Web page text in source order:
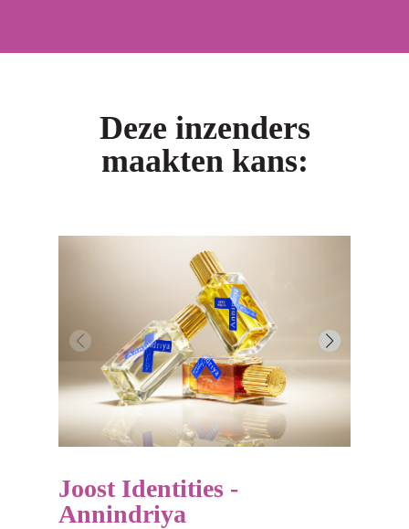
Deze inzenders
maakten kans:
Joost Identities -
Annindriya